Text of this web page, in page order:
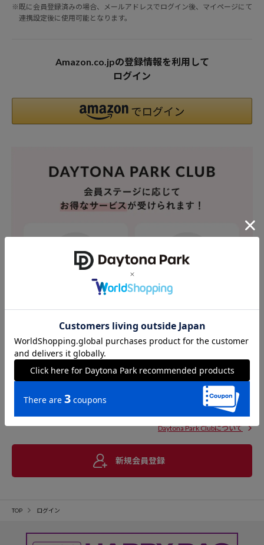
※既に会員登録済みの場合、メールアドレスでログイン後、マイページにて
連携設定後に使用可能となります。
Amazon.co.jpの登録情報を利用して
ログイン
Daytona Park Clubについて
新規会員登録
TOP ログイン